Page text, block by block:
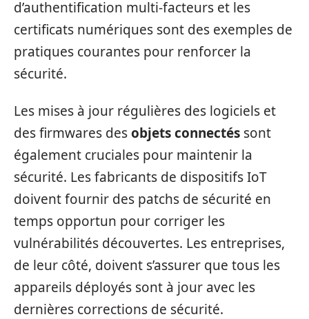
d’authentification multi-facteurs et les
certificats numériques sont des exemples de
pratiques courantes pour renforcer la
sécurité.
Les mises à jour régulières des logiciels et
des firmwares desobjets connectés sont
également cruciales pour maintenir la
sécurité. Les fabricants de dispositifs IoT
doivent fournir des patchs de sécurité en
temps opportun pour corriger les
vulnérabilités découvertes. Les entreprises,
de leur côté, doivent s’assurer que tous les
appareils déployés sont à jour avec les
dernières corrections de sécurité.